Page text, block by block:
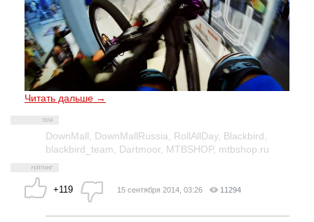
Читать дальше →
DownMall DownMallRussia RollAllDay, Blackbird
blackbird_team
Dartmoor MTBSHOP, mtbshop.ru
+119 15 сентября 2014, 03:26 11294